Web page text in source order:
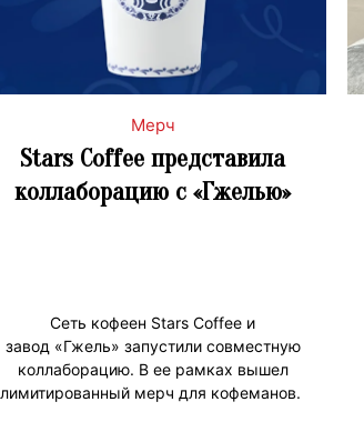
Мерч
Stars Coffee представила
коллаборацию с «Гжелью»
Сеть кофеен Stars Coffee и
завод «Гжель» запустили совместную
коллаборацию. В ее рамках вышел
лимитированный мерч для кофеманов.